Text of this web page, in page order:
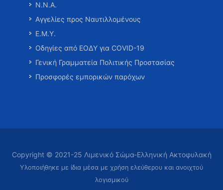
Ν.Ν.Α.
Αγγελίες προς Ναυτιλλομένους
Ε.Μ.Υ.
Οδηγίες από ΕΟΔΥ για COVID-19
Γενική Γραμματεία Πολιτικής Προστασίας
Προσφορές εμπορικών παρόχων
Copyright © 2021-25 Λιμενικό Σώμα-Ελληνική Ακτοφυλακή
Υλοποιήθηκε με ίδια μέσα με χρήση ελεύθερου και ανοιχτού
λογισμικού